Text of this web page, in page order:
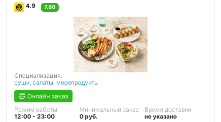
4.9 7.80
Специализация:
суши, салаты, морепродукты
Онлайн заказ
Режим работы
12:00 - 23:00
Минимальный заказ
0 руб.
Время доставки
не указано